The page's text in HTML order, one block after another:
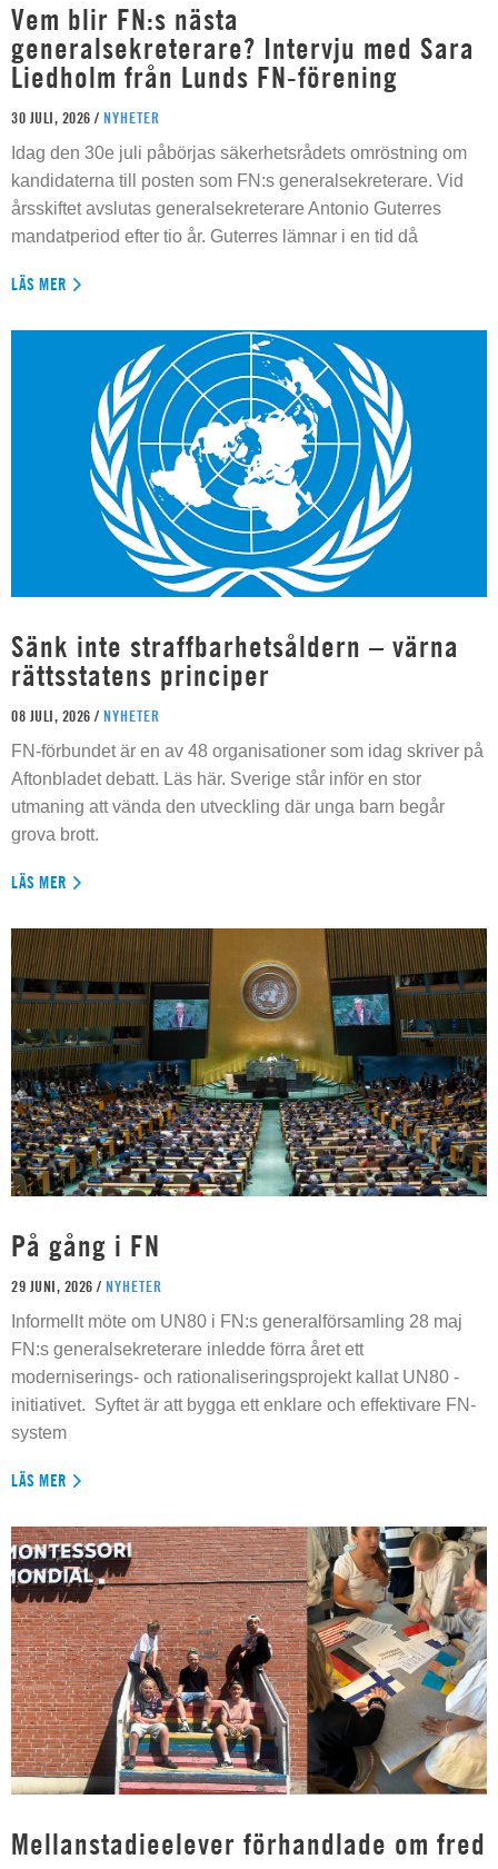
Vem blir FN:s nästa
generalsekreterare? Intervju med Sara
Liedholm från Lunds FN-förening
30 JULI, 2026 / NYHETER
Idag den 30e juli påbörjas säkerhetsrådets omröstning om
kandidaterna till posten som FN:s generalsekreterare. Vid
årsskiftet avslutas generalsekreterare Antonio Guterres
mandatperiod efter tio år. Guterres lämnar i en tid då
LÄS MER
Sänk inte straffbarhetsåldern – värna
rättsstatens principer
08 JULI, 2026 / NYHETER
FN-förbundet är en av 48 organisationer som idag skriver på
Aftonbladet debatt. Läs här. Sverige står inför en stor
utmaning att vända den utveckling där unga barn begår
grova brott.
LÄS MER
På gång i FN
29 JUNI, 2026 / NYHETER
Informellt möte om UN80 i FN:s generalförsamling 28 maj
FN:s generalsekreterare inledde förra året ett
moderniserings- och rationaliseringsprojekt kallat UN80 -
initiativet. Syftet är att bygga ett enklare och effektivare FN-
system
LÄS MER
Mellanstadieelever förhandlade om fred